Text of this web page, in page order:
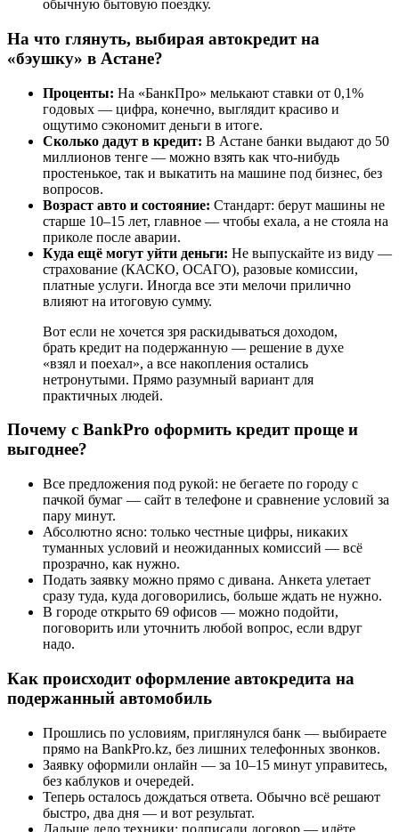
обычную бытовую поездку.
На что глянуть, выбирая автокредит на
«бэушку» в Астане?
Проценты: На «БанкПро» мелькают ставки от 0,1%
годовых — цифра, конечно, выглядит красиво и
ощутимо сэкономит деньги в итоге.
Сколько дадут в кредит: В Астане банки выдают до 50
миллионов тенге — можно взять как что-нибудь
простенькое, так и выкатить на машине под бизнес, без
вопросов.
Возраст авто и состояние: Стандарт: берут машины не
старше 10–15 лет, главное — чтобы ехала, а не стояла на
приколе после аварии.
Куда ещё могут уйти деньги: Не выпускайте из виду —
страхование (КАСКО, ОСАГО), разовые комиссии,
платные услуги. Иногда все эти мелочи прилично
влияют на итоговую сумму.
Вот если не хочется зря раскидываться доходом,
брать кредит на подержанную — решение в духе
«взял и поехал», а все накопления остались
нетронутыми. Прямо разумный вариант для
практичных людей.
Почему с BankPro оформить кредит проще и
выгоднее?
Все предложения под рукой: не бегаете по городу с
пачкой бумаг — сайт в телефоне и сравнение условий за
пару минут.
Абсолютно ясно: только честные цифры, никаких
туманных условий и неожиданных комиссий — всё
прозрачно, как нужно.
Подать заявку можно прямо с дивана. Анкета улетает
сразу туда, куда договорились, больше ждать не нужно.
В городе открыто 69 офисов — можно подойти,
поговорить или уточнить любой вопрос, если вдруг
надо.
Как происходит оформление автокредита на
подержанный автомобиль
Прошлись по условиям, приглянулся банк — выбираете
прямо на BankPro.kz, без лишних телефонных звонков.
Заявку оформили онлайн — за 10–15 минут управитесь,
без каблуков и очередей.
Теперь осталось дождаться ответа. Обычно всё решают
быстро, два дня — и вот результат.
Дальше дело техники: подписали договор — идёте